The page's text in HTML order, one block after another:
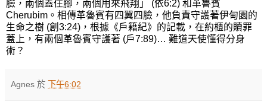
臉，兩個蓋住腳，兩個用來飛翔」 (依6:2) 和革魯賓
Cherubim。相傳革魯賓有四翼四臉，他負責守護著伊甸園的
生命之樹 (創3:24)，根據《戶籍紀》的記載，在約櫃的贖罪
蓋上，有兩個革魯賓守護著 (戶7:89)… 難道天使懂得分身
術？
Agnes 於 下午6:02